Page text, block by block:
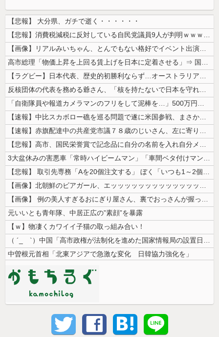
【悲報】 大分県、ガチで逝く・・・・・・
【悲報】消費税減税に反対している自民党議員9人が判明ｗｗｗｗｗｗ
【画像】リアルみいちゃん、とんでもない格好でイベント出演するwwwww...
高市総理「物価上昇を上回る賃上げを日本に定着させる」⇒ 国家公務員月...
【ラグビー】日本代表、歴史的初勝利ならず…オーストラリアに逆転負け ８...
反核団体の代表を務める爺さん、「核を持たないで日本を守れますか」と中学...
「自衛隊員や報道カメラマンのフリをして泥棒を…」500万円分の預金通帳...
【速報】中比スカボロー礁を巡る問題で遂に米国参戦、まさかのこっち擁護で...
【速報】赤旗配達中の共産党市議７８歳のじいさん、左に寄りすぎたか車で民...
【悲報】高市、国民栄誉賞で記念品に自分の名前を入れ自分メインのPV撮影...
3大盆休みの害悪車「常時ハイビームマン」「車間ベタ付けマン」「法定速度...
【悲報】 取引先専務「Aを20個注文する」 ぼく「いつも1～2個しか使...
【画像】北朝鮮のビアガール、エッッッッッッッッッッッッッッッッッ！
【画像】 例の美人すぎるおにぎり屋さん、裏でおっさんが握っていたｗｗｗ...
元いいとも青年隊、中居正広の”素顔”を暴露
【ｗ】物凄くカワイイ子猫の取っ組み合い！
（ ´_ゝ`）中国「高市政権が法制化を進めた国家情報局の設置日が7月3...
中曽根元首相「北東アジアで急激な変化 日韓協力強化を」